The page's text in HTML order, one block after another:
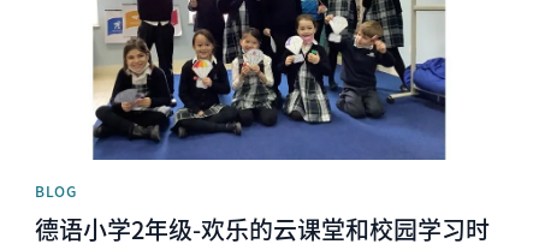
BLOG
德语小学2年级-欢乐的云课堂和校园学习时